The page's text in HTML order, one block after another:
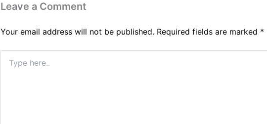
Leave a Comment
Your email address will not be published. Required fields are marked *
here..